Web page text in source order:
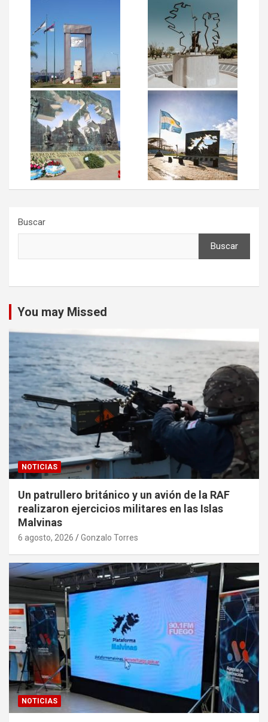
Buscar
Buscar
You may Missed
NOTICIAS
Un patrullero británico y un avión de la RAF
realizaron ejercicios militares en las Islas
Malvinas
6 agosto, 2026 Gonzalo Torres
NOTICIAS